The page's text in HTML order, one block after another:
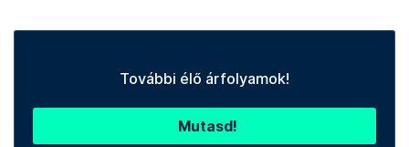
További élő árfolyamok!
Mutasd!